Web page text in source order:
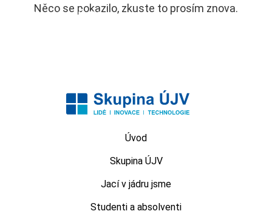
Něco se pokazilo, zkuste to prosím znova.
Úvod
Skupina ÚJV
Jací v jádru jsme
Studenti a absolventi